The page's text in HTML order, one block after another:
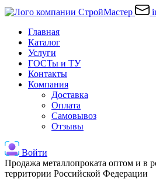
Главная
Каталог
Услуги
ГОСТы и ТУ
Контакты
Компания
Доставка
Оплата
Самовывоз
Отзывы
Войти
Продажа металлопроката оптом и в
территории Российской Федерации